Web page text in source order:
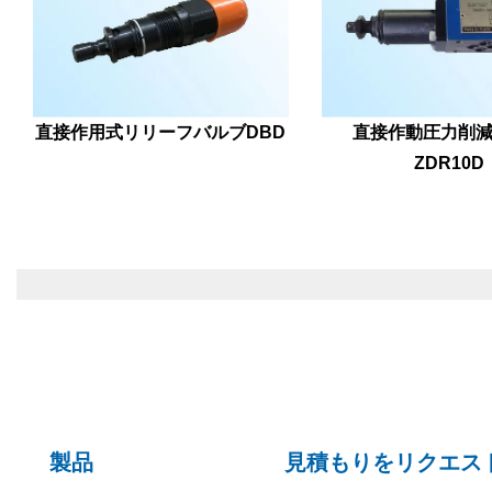
直接作用式リリーフバルブDBD
直接作動圧力削
ZDR10D
製品
見積もりをリクエス